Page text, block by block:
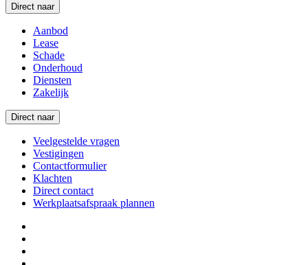
Direct naar
Aanbod
Lease
Schade
Onderhoud
Diensten
Zakelijk
Direct naar
Veelgestelde vragen
Vestigingen
Contactformulier
Klachten
Direct contact
Werkplaatsafspraak plannen